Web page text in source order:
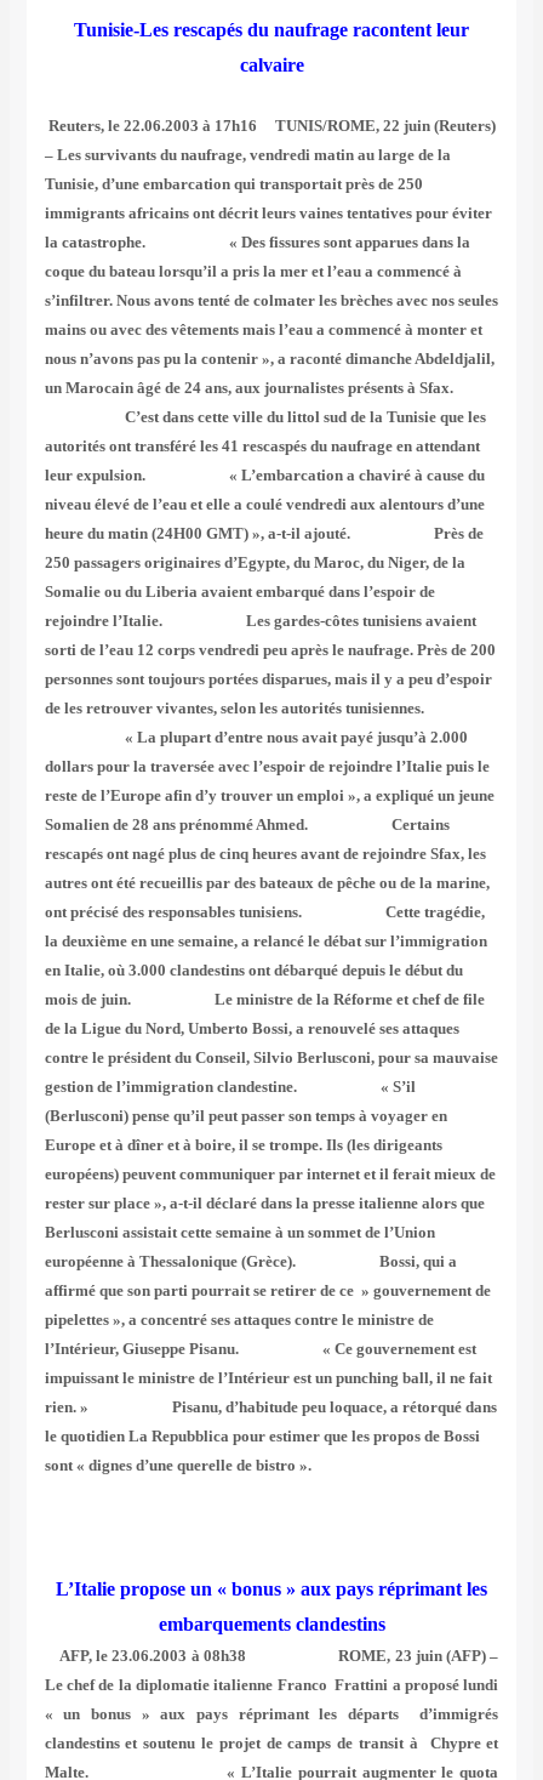
Tunisie-Les rescapés du naufrage racontent leur
calvaire
Reuters, le 22.06.2003 à 17h16 TUNIS/ROME, 22 juin (Reuters)
– Les survivants du naufrage, vendredi matin au large de la
Tunisie, d’une embarcation qui transportait près de 250
immigrants africains ont décrit leurs vaines tentatives pour éviter
la catastrophe. « Des fissures sont apparues dans la
coque du bateau lorsqu’il a pris la mer et l’eau a commencé à
s’infiltrer. Nous avons tenté de colmater les brèches avec nos seules
mains ou avec des vêtements mais l’eau a commencé à monter et
nous n’avons pas pu la contenir », a raconté dimanche Abdeldjalil,
un Marocain âgé de 24 ans, aux journalistes présents à Sfax.
C’est dans cette ville du littol sud de la Tunisie que les
autorités ont transféré les 41 rescaspés du naufrage en attendant
leur expulsion. « L’embarcation a chaviré à cause du
niveau élevé de l’eau et elle a coulé vendredi aux alentours d’une
heure du matin (24H00 GMT) », a-t-il ajouté. Près de
250 passagers originaires d’Egypte, du Maroc, du Niger, de la
Somalie ou du Liberia avaient embarqué dans l’espoir de
rejoindre l’Italie. Les gardes-côtes tunisiens avaient
sorti de l’eau 12 corps vendredi peu après le naufrage. Près de 200
personnes sont toujours portées disparues, mais il y a peu d’espoir
de les retrouver vivantes, selon les autorités tunisiennes.
« La plupart d’entre nous avait payé jusqu’à 2.000
dollars pour la traversée avec l’espoir de rejoindre l’Italie puis le
reste de l’Europe afin d’y trouver un emploi », a expliqué un jeune
Somalien de 28 ans prénommé Ahmed. Certains
rescapés ont nagé plus de cinq heures avant de rejoindre Sfax, les
autres ont été recueillis par des bateaux de pêche ou de la marine,
ont précisé des responsables tunisiens. Cette tragédie,
la deuxième en une semaine, a relancé le débat sur l’immigration
en Italie, où 3.000 clandestins ont débarqué depuis le début du
mois de juin. Le ministre de la Réforme et chef de file
de la Ligue du Nord, Umberto Bossi, a renouvelé ses attaques
contre le président du Conseil, Silvio Berlusconi, pour sa mauvaise
gestion de l’immigration clandestine. « S’il
(Berlusconi) pense qu’il peut passer son temps à voyager en
Europe et à dîner et à boire, il se trompe. Ils (les dirigeants
européens) peuvent communiquer par internet et il ferait mieux de
rester sur place », a-t-il déclaré dans la presse italienne alors que
Berlusconi assistait cette semaine à un sommet de l’Union
européenne à Thessalonique (Grèce). Bossi, qui a
affirmé que son parti pourrait se retirer de ce » gouvernement de
pipelettes », a concentré ses attaques contre le ministre de
l’Intérieur, Giuseppe Pisanu. « Ce gouvernement est
impuissant le ministre de l’Intérieur est un punching ball, il ne fait
rien. » Pisanu, d’habitude peu loquace, a rétorqué dans
le quotidien La Repubblica pour estimer que les propos de Bossi
sont « dignes d’une querelle de bistro ».
L’Italie propose un « bonus » aux pays réprimant les
embarquements clandestins
AFP, le 23.06.2003 à 08h38 ROME, 23 juin (AFP) –
Le chef de la diplomatie italienne Franco Frattini a proposé lundi
« un bonus » aux pays réprimant les départs d’immigrés
clandestins et soutenu le projet de camps de transit à Chypre et
Malte. « L’Italie pourrait augmenter le quota